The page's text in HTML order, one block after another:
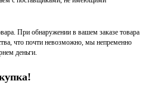
При обнаружении в вашем заказе товара
что почти невозможно, мы непременно
деньги.